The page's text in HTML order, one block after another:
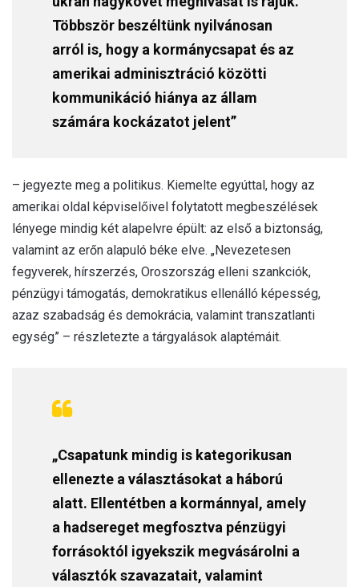
Többször beszéltünk nyilvánosan
arról is, hogy a kormánycsapat és az
amerikai adminisztráció közötti
kommunikáció hiánya az állam
számára kockázatot jelent”
– jegyezte meg a politikus. Kiemelte egyúttal, hogy az
amerikai oldal képviselőivel folytatott megbeszélések
lényege mindig két alapelvre épült: az első a biztonság,
valamint az erőn alapuló béke elve. „Nevezetesen
fegyverek, hírszerzés, Oroszország elleni szankciók,
pénzügyi támogatás, demokratikus ellenálló képesség,
azaz szabadság és demokrácia, valamint transzatlanti
egység” – részletezte a tárgyalások alaptémáit.
„Csapatunk mindig is kategorikusan
ellenezte a választásokat a háború
alatt. Ellentétben a kormánnyal, amely
a hadsereget megfosztva pénzügyi
forrásoktól igyekszik megvásárolni a
választók szavazatait, valamint